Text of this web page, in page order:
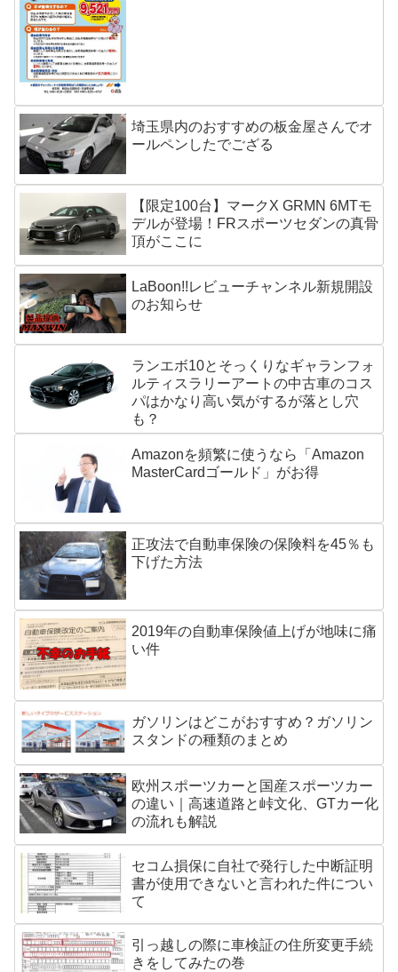
埼玉県内のおすすめの板金屋さんでオ
ールペンしたでござる
【限定100台】マークX GRMN 6MTモ
デルが登場！FRスポーツセダンの真骨
頂がここに
LaBoon!!レビューチャンネル新規開設
のお知らせ
ランエボ10とそっくりなギャランフォ
ルティスラリーアートの中古車のコス
パはかなり高い気がするが落とし穴
も？
Amazonを頻繁に使うなら「Amazon
MasterCardゴールド」がお得
正攻法で自動車保険の保険料を45％も
下げた方法
2019年の自動車保険値上げが地味に痛
い件
ガソリンはどこがおすすめ？ガソリン
スタンドの種類のまとめ
欧州スポーツカーと国産スポーツカー
の違い｜高速道路と峠文化、GTカー化
の流れも解説
セコム損保に自社で発行した中断証明
書が使用できないと言われた件につい
て
引っ越しの際に車検証の住所変更手続
きをしてみたの巻